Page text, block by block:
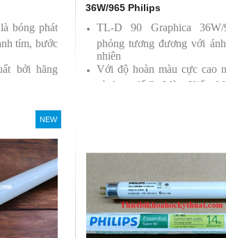
bóng phát
tím, bước
bởi hãng
36W/965 Philips
TL-D 90 Graphica
phỏng tương đương với
nhiên
Với độ hoàn màu cực cao
sử dụng để So Màu, Kiểm
NEW